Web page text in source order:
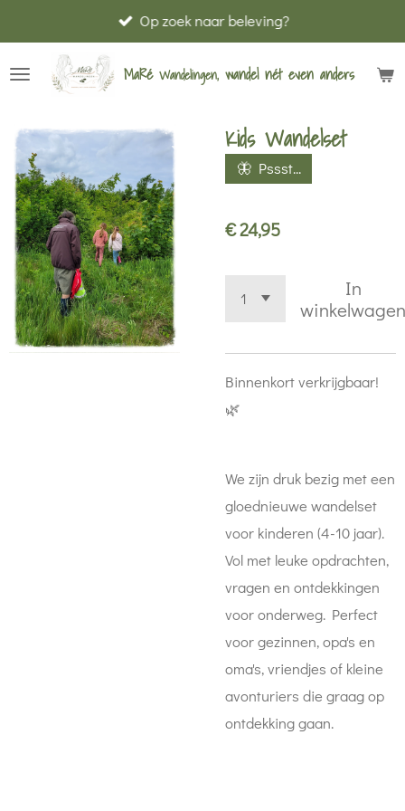
direct
naar
hoofdinhoud
MaRé Wandelingen,wandel nét evenanders
Op zoek naar beleving?
Kids Wandelset
🦋 Pssst...
€ 24,95
In
Binnenkort verkrijgbaar!
🌿
We zijn druk bezig met een
gloednieuwe wandelset
voor kinderen (4-10 jaar).
Vol met leuke opdrachten,
vragen en ontdekkingen
voor onderweg. Perfect
voor gezinnen, opa's en
oma's, vriendjes of kleine
avonturiers die graag op
ontdekking gaan.